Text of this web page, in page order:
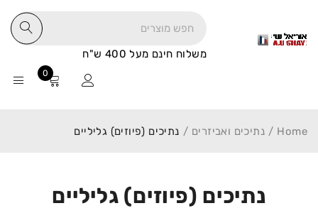
משלוח חינם מעל 400 ש"ח
0
נתיכים (פיוזים) גליליים
Home
/ נתיכים ואביזרים / נתיכים (פיוזים) גליליים